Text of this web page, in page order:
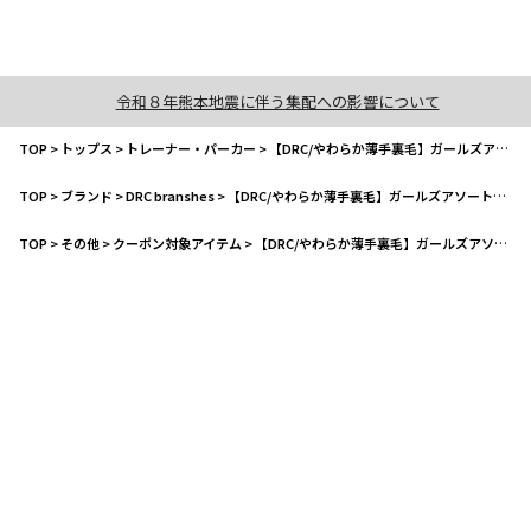
令和８年熊本地震に伴う集配への影響について
TOP> トップス > トレーナー・パーカー > 【DRC/やわらか薄手裏毛】ガールズアソートグラフィックトレーナー
TOP>ブランド >DRC branshes> 【DRC/やわらか薄手裏毛】ガールズアソートグラフィックトレーナー
TOP>その他>クーポン対象アイテム > 【DRC/やわらか薄手裏毛】ガールズアソートグラフィックトレーナー